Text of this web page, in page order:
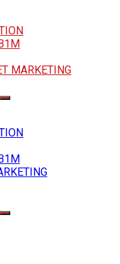
MARKETING